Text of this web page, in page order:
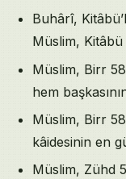
Buhârî,
Müslim, Kitâbü
Müslim, Birr
hem
Müslim, Birr
kâidesinin en
Müslim, Zühd